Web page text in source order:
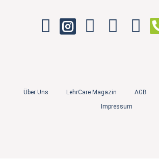
Über Uns LehrCare Magazin AGB
Impressum